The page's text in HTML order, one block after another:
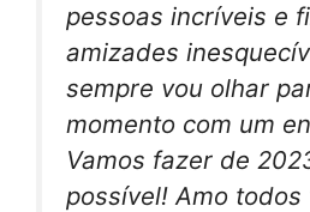
pessoas incríveis e
amizades
sempre vou olhar
momento com um
Vamos fazer de
possível! Amo